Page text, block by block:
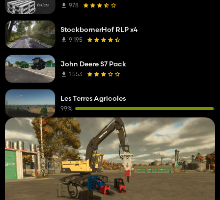
978
StockbornerHof RLP x4
9 195
John Deere S7 Pack
1 553
Les Terres Agricoles
99%